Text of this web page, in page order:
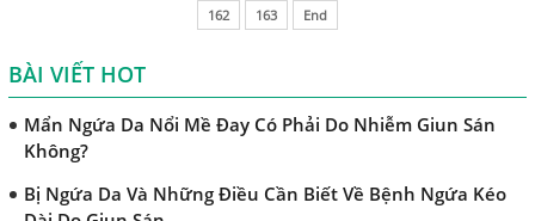
162
163 End
BÀI VIẾT HOT
Điều trị bệnh sán lá gan ở đâu?
Mẩn Ngứa Da Nổi Mề Đay Có Phải Do Nhiễm Giun Sán
Không?
Bị Ngứa Da Và Những Điều Cần Biết Về Bệnh Ngứa Kéo
Dài Do Giun Sán